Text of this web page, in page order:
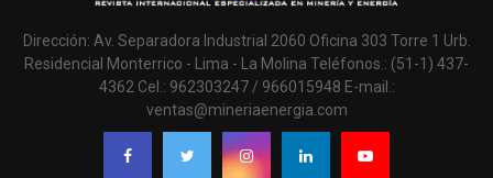
Dirección: Av. Separadora Industrial 2060 Oficina 303 Torre 1 Urb.
Residencial Monterrico - Lima - La Molina Teléfonos.: (51-1) 437-
4362 Cel.: 962303247 / 966015948 E-mail.:
ventas@mineriaenergia.com